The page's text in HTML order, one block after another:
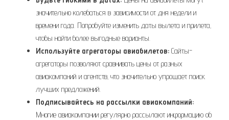
значительно колебаться в зависимости от дня недели и
времени года. Попробуйте изменить даты вылета и прилета‚
чтобы найти более выгодные варианты.
Используйте агрегаторы авиабилетов: Сайты-
агрегаторы позволяют сравнивать цены от разных
авиакомпаний и агентств‚ что значительно упрощает поиск
лучших предложений.
Подписывайтесь на рассылки авиакомпаний:
Многие авиакомпании регулярно рассылают информацию об